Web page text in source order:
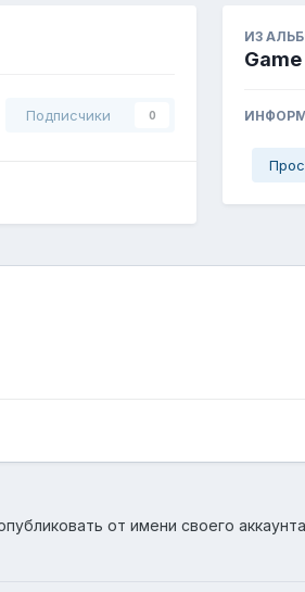
Подписчики 0
ИЗ
Game
от имени своего